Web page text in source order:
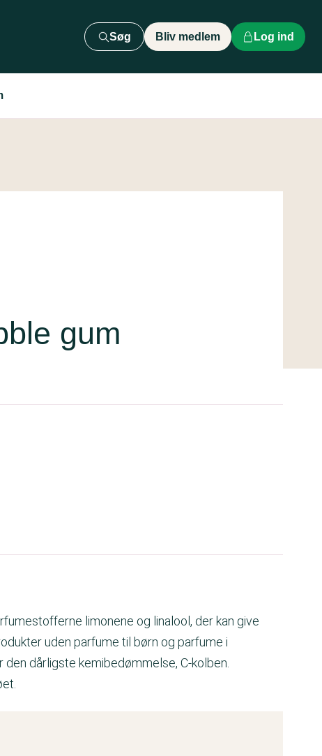
Søg Bliv medlem Log ind
gum
limonene og linalool, der kan give
uden parfume til børn og parfume i
dårligste kemibedømmelse, C-kolben.